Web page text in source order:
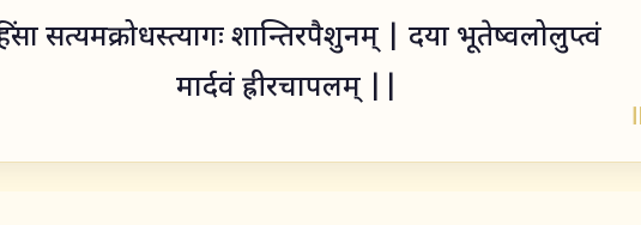
सत्यमक्रोधस्त्यागः शान्तिरपैशुनम् | दया भूतेष्वलोलुप्त्वं
मार्दवं ह्रीरचापलम् ||